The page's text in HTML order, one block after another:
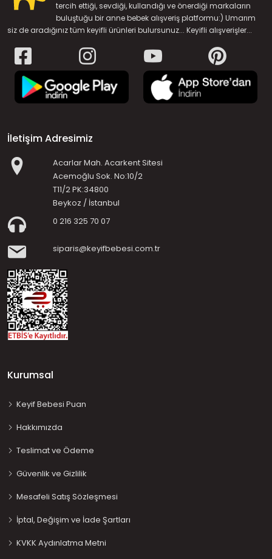
tercih ettiği, sevdiği, kullandığı ve önerdiği markaların
buluştuğu bir anne bebek alışveriş platformu:) Umarım
siz de aradığınız tüm keyifli ürünleri bulursunuz... Keyifli alışverişler...
İletişim Adresimiz
Acarlar Mah. Acarkent Sitesi
Acemoğlu Sok. No:10/2
T11/2 PK:34800
Beykoz / İstanbul
0 216 325 70 07
siparis@keyifbebesi.com.tr
Kurumsal
Keyif Bebesi Puan
Hakkımızda
Teslimat ve Ödeme
Güvenlik ve Gizlilik
Mesafeli Satış Sözleşmesi
İptal, Değişim ve İade Şartları
KVKK Aydınlatma Metni